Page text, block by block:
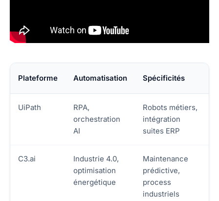
Plateforme Automatisation Spécificités
UiPath
RPA,
orchestration
AI
Robots métiers,
intégration
suites ERP
C3.ai
Industrie 4.0,
optimisation
énergétique
Maintenance
prédictive,
process
industriels